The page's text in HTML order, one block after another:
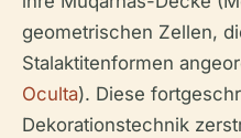
geometrischen Zellen,
Stalaktitenformen
Oculta). Diese
Dekorations­technik